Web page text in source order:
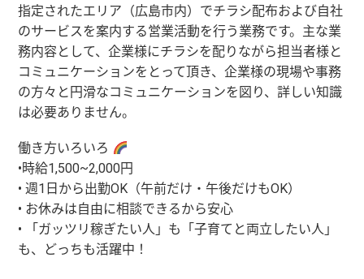
指定されたエリア（広島市内）でチラシ配布および自社
のサービスを案内する営業活動を行う業務です。主な業
務内容として、企業様にチラシを配りながら担当者様と
コミュニケーションをとって頂き、企業様の現場や事務
の方々と 円滑なコミュニケーションを図り、詳しい知識
は必要ありません。
働き方いろいろ
•時給1,500~2,000円
• 週1日から出勤OK（午前だけ・午後だけもOK）
• お休みは自由に相談できるから安心
• 「ガッツリ稼ぎたい人」も「子育てと両立したい人」
も、どっちも活躍中！